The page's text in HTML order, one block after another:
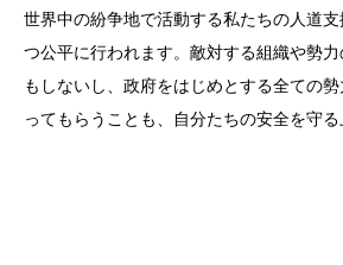
世界中の紛争地で活動する私たちの人道
つ公平に行われます。敵対する組織や勢
もしないし、政府をはじめとする全ての
ってもらうことも、自分たちの安全を守る